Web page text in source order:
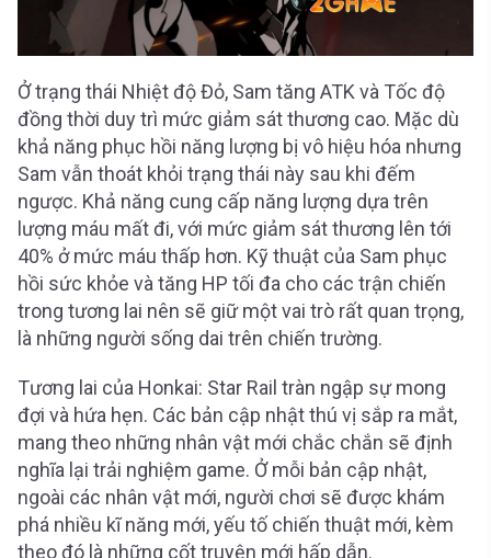
Ở trạng thái Nhiệt độ Đỏ, Sam tăng ATK và Tốc độ
đồng thời duy trì mức giảm sát thương cao. Mặc dù
khả năng phục hồi năng lượng bị vô hiệu hóa nhưng
Sam vẫn thoát khỏi trạng thái này sau khi đếm
ngược. Khả năng cung cấp năng lượng dựa trên
lượng máu mất đi, với mức giảm sát thương lên tới
40% ở mức máu thấp hơn. Kỹ thuật của Sam phục
hồi sức khỏe và tăng HP tối đa cho các trận chiến
trong tương lai nên sẽ giữ một vai trò rất quan trọng,
là những người sống dai trên chiến trường.
Tương lai của Honkai: Star Rail tràn ngập sự mong
đợi và hứa hẹn. Các bản cập nhật thú vị sắp ra mắt,
mang theo những nhân vật mới chắc chắn sẽ định
nghĩa lại trải nghiệm game. Ở mỗi bản cập nhật,
ngoài các nhân vật mới, người chơi sẽ được khám
phá nhiều kĩ năng mới, yếu tố chiến thuật mới, kèm
theo đó là những cốt truyện mới hấp dẫn.